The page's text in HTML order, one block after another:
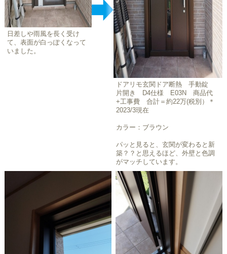
日差しや雨風を長く受け
て、表面が白っぽくなって
いました。
ドアリモ玄関ドア断熱 手動錠
片開き D4仕様 E03N 商品代
+工事費 合計＝約22万(税別）＊
2023/3現在
カラー：ブラウン
パッと見ると、玄関が変わると新
築？？と思えるほど、外壁と色調
がマッチしています。